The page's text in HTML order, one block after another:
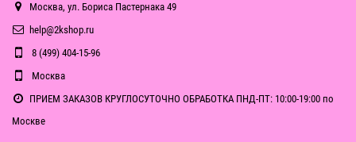
Москва, ул. Бориса Пастернака 49
help@2kshop.ru
8 (499) 404-15-96
Москва
ПРИЕМ ЗАКАЗОВ КРУГЛОСУТОЧНО ОБРАБОТКА ПНД-ПТ: 10:00-19:00 по
Москве